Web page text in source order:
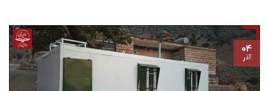
۰۴
آذر